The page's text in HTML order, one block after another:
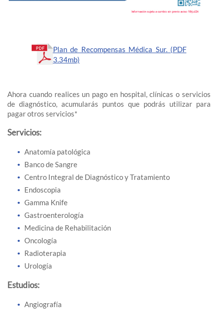
Plan de Recompensas Médica Sur. (PDF
3.34mb)
Ahora cuando realices un pago en hospital, clínicas o servicios
de diagnóstico, acumularás puntos que podrás utilizar para
pagar otros servicios*
Servicios:
Anatomía patológica
Banco de Sangre
Centro Integral de Diagnóstico y Tratamiento
Endoscopia
Gamma Knife
Gastroenterología
Medicina de Rehabilitación
Oncología
Radioterapia
Urología
Estudios:
Angiografía